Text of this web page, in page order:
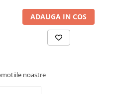
ADAUGA IN COS
noastre